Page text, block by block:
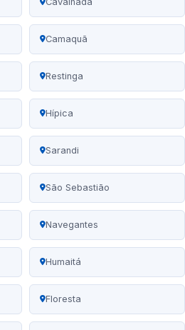
Camaquã
Restinga
Hípica
Sarandi
São Sebastião
Navegantes
Humaitá
Floresta